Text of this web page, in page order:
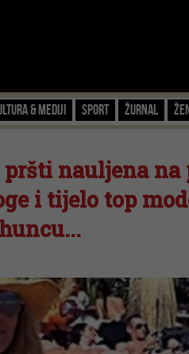
& Mediji Sport Žurnal
nauljena na
i tijelo top